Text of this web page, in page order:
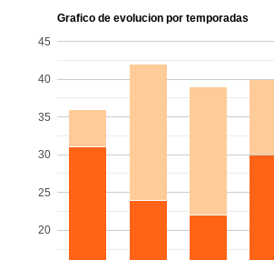
Grafico de evolucion por temporadas
20
25
30
35
40
45